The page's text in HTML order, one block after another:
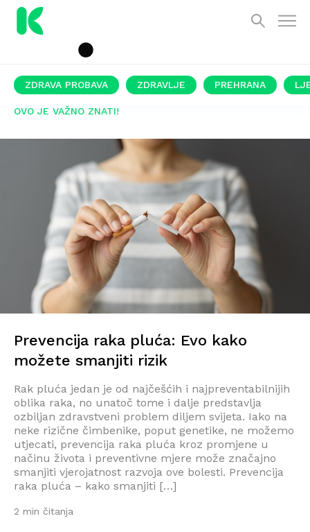
ZDRAVA PROBAVA ZDRAVLJE PREHRANA
OVO JE VAŽNO ZNATI!
Prevencija raka pluća: Evo kako
možete smanjiti rizik
Rak pluća jedan je od najčešćih i najpreventabilnijih
oblika raka, no unatoč tome i dalje predstavlja
ozbiljan zdravstveni problem diljem svijeta. Iako na
neke rizične čimbenike, poput genetike, ne možemo
utjecati, prevencija raka pluća kroz promjene u
načinu života i preventivne mjere može značajno
smanjiti vjerojatnost razvoja ove bolesti. Prevencija
raka pluća – kako smanjiti […]
2 min čitanja